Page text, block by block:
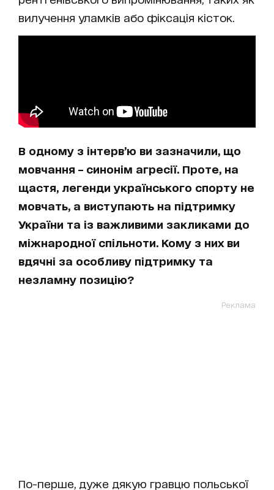
вилучення уламків або фіксація кісток.
В одному з інтерв’ю ви зазначили, що
мовчання – синонім агресії. Проте, на
щастя, легенди українського спорту не
мовчать, а виступають на підтримку
України та із важливими закликами до
міжнародної спільноти. Кому з них ви
вдячні за особливу підтримку та
незламну позицію?
Реклама
По-перше, дуже дякую гравцю польської